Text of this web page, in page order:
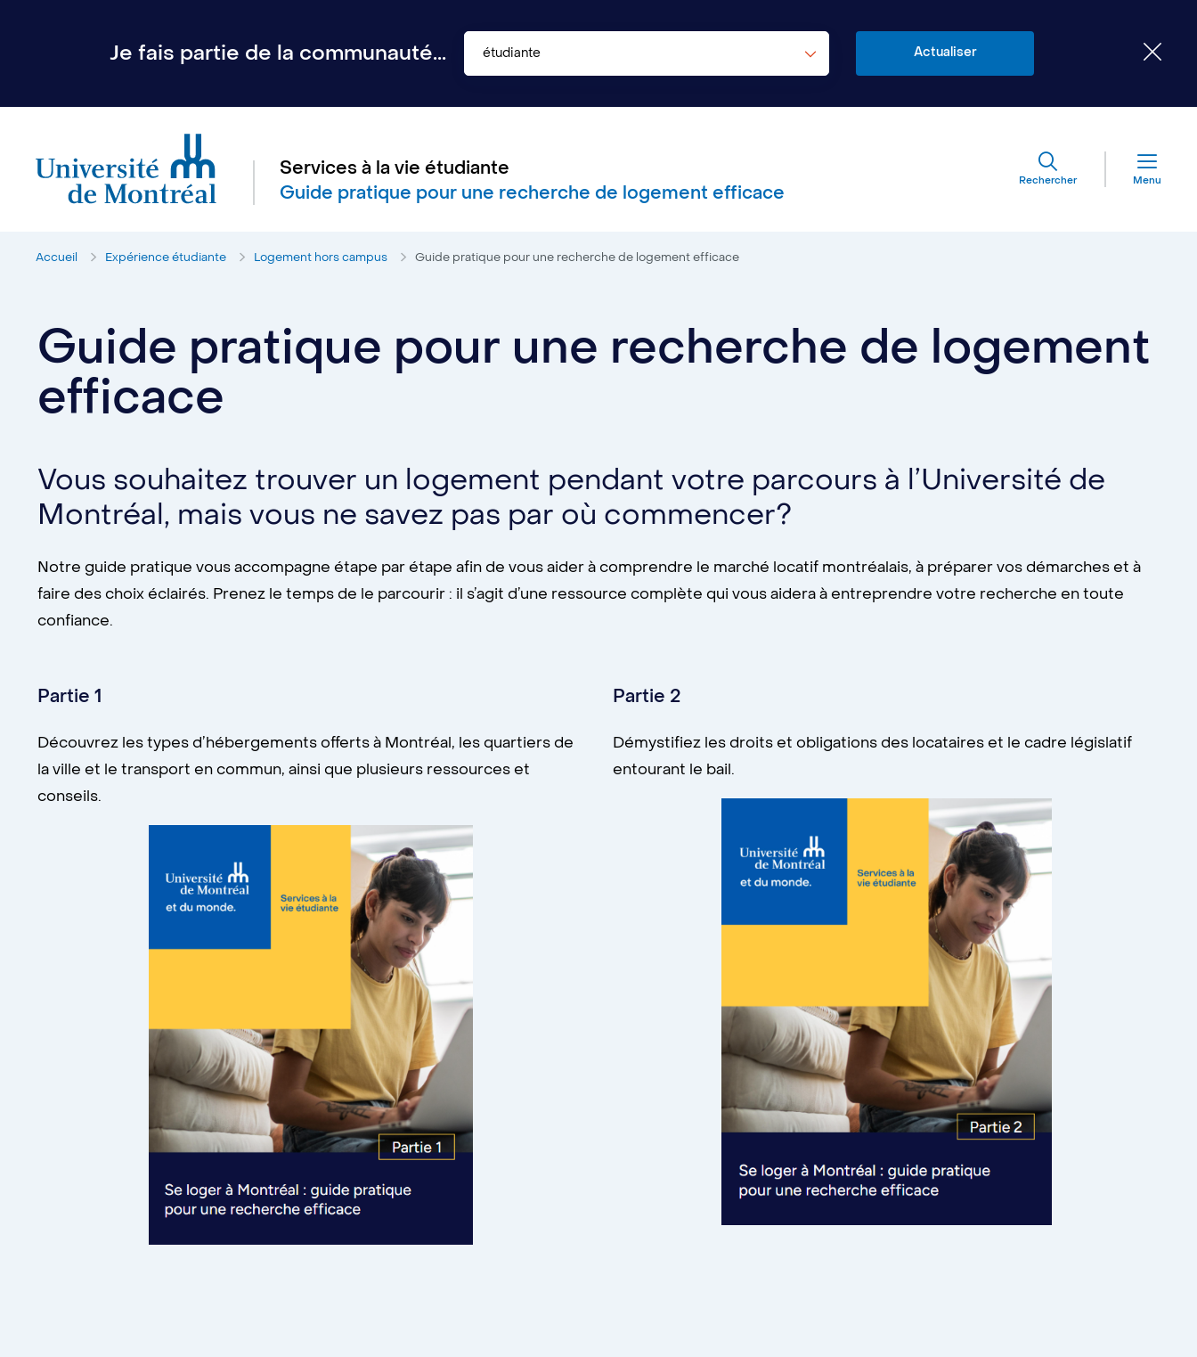
Je fais partie de la communauté... étudiante
Services à la vie étudiante
Guide pratique pour une recherche de logement efficace
Rechercher Menu
Accueil Expérience étudiante Logement hors campus Guide pratique pour une recherche de logement efficace
Guide pratique pour une recherche de logement
efficace
Vous souhaitez trouver un logement pendant votre parcours à l’Université de
Montréal, mais vous ne savez pas par où commencer?
Notre guide pratique vous accompagne étape par étape afin de vous aider à comprendre le marché locatif montréalais, à préparer vos démarches et à
faire des choix éclairés. Prenez le temps de le parcourir : il s’agit d’une ressource complète qui vous aidera à entreprendre votre recherche en toute
confiance.
Partie 1
Découvrez les types d’hébergements offerts à Montréal, les quartiers de
la ville et le transport en commun, ainsi que plusieurs ressources et
conseils.
Partie 2
Démystifiez les droits et obligations des locataires et le cadre législatif
entourant le bail.